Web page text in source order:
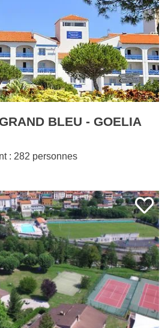
BLEU - GOELIA
: 282 personnes